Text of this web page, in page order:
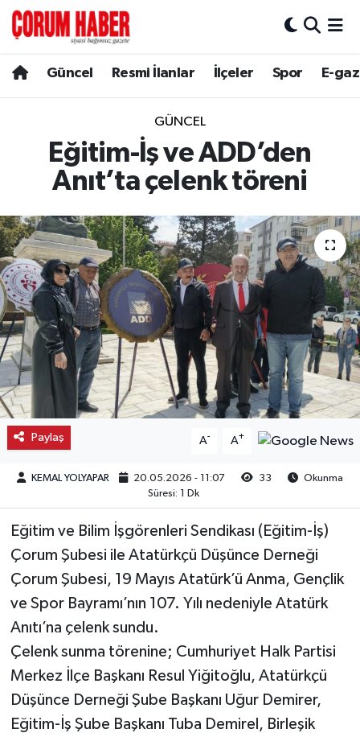
Güncel Resmi İlanlar İlçeler Spor E-
GÜNCEL
Eğitim-İş ve ADD’den
Anıt’ta çelenk töreni
Paylaş A- A+
KEMAL YOLYAPAR 20.05.2026 - 11:07 33
Okunma
Süresi: 1 Dk
Eğitim ve Bilim İşgörenleri Sendikası (Eğitim-İş)
Çorum Şubesi ile Atatürkçü Düşünce Derneği
Çorum Şubesi, 19 Mayıs Atatürk’ü Anma, Gençlik
ve Spor Bayramı’nın 107. Yılı nedeniyle Atatürk
Anıtı’na çelenk sundu.
Çelenk sunma törenine; Cumhuriyet Halk Partisi
Merkez İlçe Başkanı Resul Yiğitoğlu, Atatürkçü
Düşünce Derneği Şube Başkanı Uğur Demirer,
Eğitim-İş Şube Başkanı Tuba Demirel, Birleşik
Spor
Resmi İlanlar
Alaca
Bayat
Boğazkale
Dodurga
İskilip
Laçin
Mecitözü
Oğuzlar
Ortaköy
Osmancık
Sungurlu
Uğurludağ
Sağlık
Hava Durumu
Çorum Namaz Vakitleri
Trafik Durumu
Süper Lig Puan Durumu ve Fikstür
Tüm Manşetler
Son Dakika Haberleri
Haber Arşivi